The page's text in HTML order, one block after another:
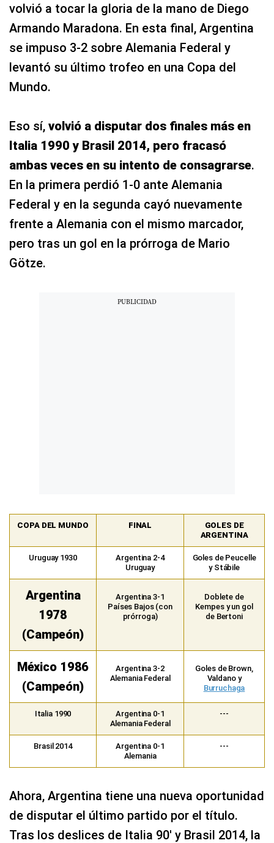
volvió a tocar la gloria de la mano de Diego
Armando Maradona. En esta final, Argentina
se impuso 3-2 sobre Alemania Federal y
levantó su último trofeo en una Copa del
Mundo.
Eso sí, volvió a disputar dos finales más en
Italia 1990 y Brasil 2014, pero fracasó
ambas veces en su intento de consagrarse.
En la primera perdió 1-0 ante Alemania
Federal y en la segunda cayó nuevamente
frente a Alemania con el mismo marcador,
pero tras un gol en la prórroga de Mario
Götze.
COPA DEL MUNDO FINAL
GOLES DE
ARGENTINA
Uruguay 1930
Argentina 2-4
Uruguay
Goles de Peucelle
y Stábile
Argentina
1978
(Campeón)
Argentina 3-1
Países Bajos (con
prórroga)
Doblete de
Kempes y un gol
de Bertoni
México 1986
(Campeón)
Argentina 3-2
Alemania Federal
Goles de Brown,
Valdano y
Burruchaga
Italia 1990
Argentina 0-1
Alemania Federal
---
Brasil 2014
Argentina 0-1
Alemania
---
Ahora, Argentina tiene una nueva oportunidad
de disputar el último partido por el título.
Tras los deslices de Italia 90′ y Brasil 2014, la